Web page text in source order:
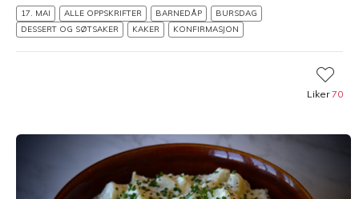
17. MAI ALLE OPPSKRIFTER BARNEDÅP
BURSDAG
DESSERT OG SØTSAKER
KAKER KONFIRMASJON
Liker70